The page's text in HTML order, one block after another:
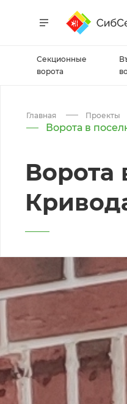
Секционные
ворота
Главная Проекты
Ворота в
Ворота